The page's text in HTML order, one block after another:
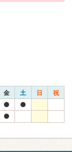
金 土 日 祝